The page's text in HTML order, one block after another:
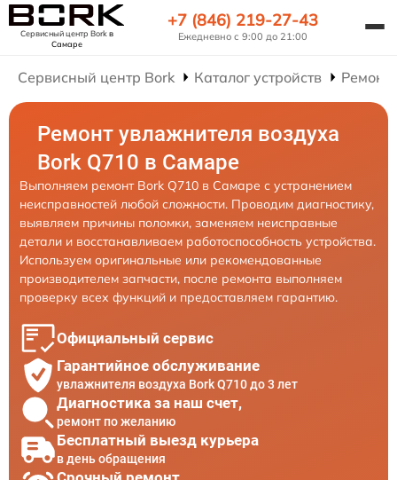
Сервисный центр Borkв
Самаре
+7 (846) 219-27-43
Ежедневно с 9:00 до 21:00
Сервисный центр Bork Каталог устройств Ремонт
Ремонт увлажнителя воздуха
Bork Q710 в Самаре
Выполняем ремонт Bork Q710 в Самаре с устранением
неисправностей любой сложности. Проводим диагностику,
выявляем причины поломки, заменяем неисправные
детали и восстанавливаем работоспособность устройства.
Используем оригинальные или рекомендованные
производителем запчасти, после ремонта выполняем
проверку всех функций и предоставляем гарантию.
Официальный сервис
Гарантийное обслуживание
увлажнителя воздуха Bork Q710 до 3 лет
Диагностика за наш счет,
ремонт по желанию
Бесплатный выезд курьера
в день обращения